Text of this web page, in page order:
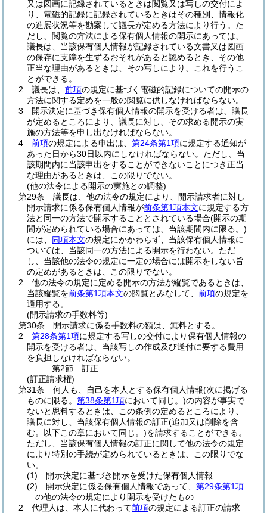
又は図画に記録されているときは閲覧又は写しの交付によ
り、電磁的記録に記録されているときはその種別、情報化
の進展状況等を勘案して議長が定める方法により行う。 た
だし、閲覧の方法による保有個人情報の開示にあっては、
議長は、当該保有個人情報が記録されている文書又は図画
の保存に支障を生ずるおそれがあると認めるとき、その他
正当な理由があるときは、その写しにより、これを行うこ
とができる。
2
議長は、 前項の規定に基づく電磁的記録についての開示の
方法に関する定めを一般の閲覧に供しなければならない。
3
開示決定に基づき保有個人情報の開示を受ける者は、議長
が定めるところにより、議長に対し、その求める開示の実
施の方法等を申し出なければならない。
4
前項の規定による申出は、 第24条第1項に規定する通知が
あった日から30日以内にしなければならない。 ただし、当
該期間内に当該申出をすることができないことにつき正当
な理由があるときは、この限りでない。
(他の法令による開示の実施との調整)
第29条
議長は、他の法令の規定により、開示請求者に対し
開示請求に係る保有個人情報が前条第1項本文に規定する方
法と同一の方法で開示することとされている場合(開示の期
間が定められている場合にあっては、当該期間内に限る。)
には、 同項本文の規定にかかわらず、当該保有個人情報に
ついては、当該同一の方法による開示を行わない。 ただ
し、当該他の法令の規定に一定の場合には開示をしない旨
の定めがあるときは、この限りでない。
2
他の法令の規定に定める開示の方法が縦覧であるときは、
当該縦覧を前条第1項本文の閲覧とみなして、 前項の規定を
適用する。
(開示請求の手数料等)
第30条
開示請求に係る手数料の額は、無料とする。
2
第28条第1項に規定する写しの交付により保有個人情報の
開示を受ける者は、当該写しの作成及び送付に要する費用
を負担しなければならない。
第2節
訂正
(訂正請求権)
第31条
何人も、自己を本人とする保有個人情報(次に掲げる
ものに限る。 第38条第1項において同じ。)の内容が事実で
ないと思料するときは、この条例の定めるところにより、
議長に対し、当該保有個人情報の訂正(追加又は削除を含
む。以下この章において同じ。)を請求することができる。
ただし、当該保有個人情報の訂正に関して他の法令の規定
により特別の手続が定められているときは、この限りでな
い。
(1)
開示決定に基づき開示を受けた保有個人情報
(2)
開示決定に係る保有個人情報であって、 第29条第1項
の他の法令の規定により開示を受けたもの
2
代理人は、本人に代わって前項の規定による訂正の請求